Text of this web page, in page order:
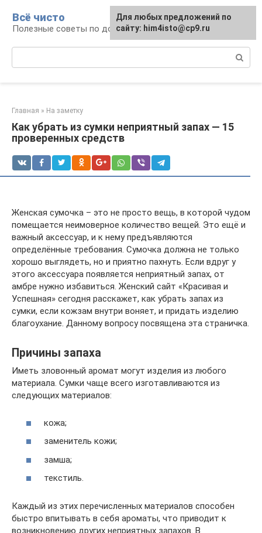
контенту
Всё чисто
Полезные советы по домоводству
Главная » На заметку
Как убрать из сумки неприятный запах — 15
проверенных средств
Женская сумочка – это не просто вещь, в которой чудом
помещается неимоверное количество вещей. Это ещё и
важный аксессуар, и к нему предъявляются
определённые требования. Сумочка должна не только
хорошо выглядеть, но и приятно пахнуть. Если вдруг у
этого аксессуара появляется неприятный запах, от
амбре нужно избавиться. Женский сайт «Красивая и
Успешная» сегодня расскажет, как убрать запах из
сумки, если кожзам внутри воняет, и придать изделию
благоухание. Данному вопросу посвящена эта страничка.
Причины запаха
Иметь зловонный аромат могут изделия из любого
материала. Сумки чаще всего изготавливаются из
следующих материалов:
кожа;
заменитель кожи;
замша;
текстиль.
Каждый из этих перечисленных материалов способен
быстро впитывать в себя ароматы, что приводит к
возникновению других неприятных запахов. В
Для любых предложений по
сайту: him4isto@cp9.ru